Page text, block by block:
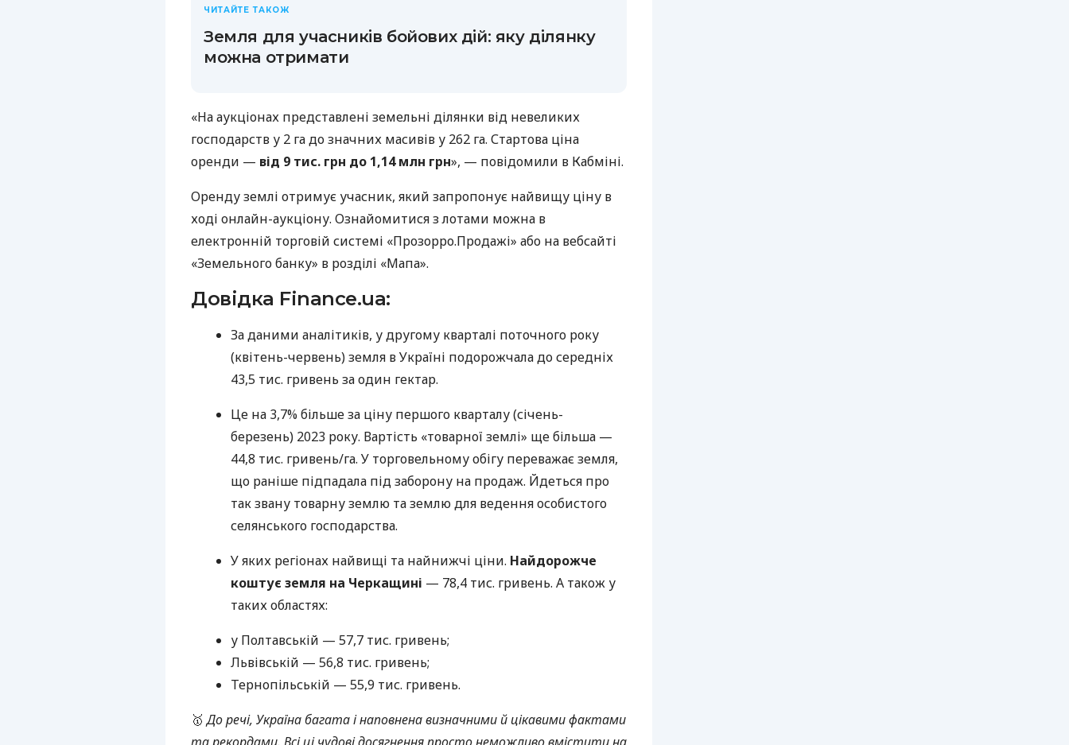
ЧИТАЙТЕ ТАКОЖ
Земля для учасників бойових дій: яку ділянку
можна отримати
«На аукціонах представлені земельні ділянки від невеликих
господарств у 2 га до значних масивів у 262 га. Стартова ціна
оренди — від 9 тис. грн до 1,14 млн грн», — повідомили в Кабміні.
Оренду землі отримує учасник, який запропонує найвищу ціну в
ході онлайн-аукціону. Ознайомитися з лотами можна в
електронній торговій системі «Прозорро.Продажі» або на вебсайті
«Земельного банку» в розділі «Мапа».
Довідка Finance.ua:
За даними аналітиків, у другому кварталі поточного року
(квітень-червень) земля в Україні подорожчала до середніх
43,5 тис. гривень за один гектар.
Це на 3,7% більше за ціну першого кварталу (січень-
березень) 2023 року. Вартість «товарної землі» ще більша —
44,8 тис. гривень/га. У торговельному обігу переважає земля,
що раніше підпадала під заборону на продаж. Йдеться про
так звану товарну землю та землю для ведення особистого
селянського господарства.
У яких регіонах найвищі та найнижчі ціни. Найдорожче
коштує земля на Черкащині — 78,4 тис. гривень. А також у
таких областях:
у Полтавській — 57,7 тис. гривень;
Львівській — 56,8 тис. гривень;
Тернопільській — 55,9 тис. гривень.
🥇До речі, Україна багата і наповнена визначними й цікавими фактами